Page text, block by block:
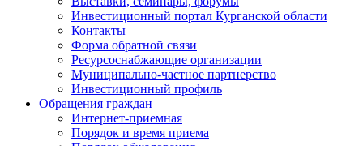
Инвестиционный портал Курганской области
Контакты
Форма обратной связи
Ресурсоснабжающие организации
Муниципально-частное партнерство
Инвестиционный профиль
Обращения граждан
Интернет-приемная
Порядок и время приема